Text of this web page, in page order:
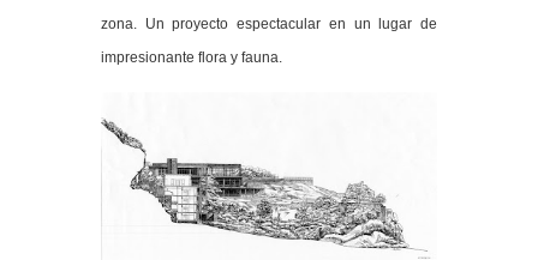
zona. Un proyecto espectacular en un lugar de
impresionante flora y fauna.